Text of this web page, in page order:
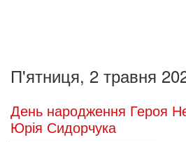
П'ятниця, 2 травня
День народження Героя
Юрія Сидорчука